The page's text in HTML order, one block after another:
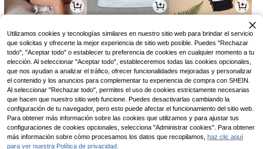
Utilizamos cookies y tecnologías similares en nuestro sitio web para brindar el servicio
que solicitas y ofrecerte la mejor experiencia de sitio web posible. Puedes "Rechazar
todo", "Aceptar todo" o establecer tu preferencia de cookies en cualquier momento a tu
elección. Al seleccionar "Aceptar todo", estableceremos todas las cookies opcionales,
que nos ayudan a analizar el tráfico, ofrecer funcionalidades mejoradas y personalizar
el contenido y los anuncios para complementar tu experiencia de compra con SHEIN.
Al seleccionar "Rechazar todo", permites el uso de cookies estrictamente necesarias
que hacen que nuestro sitio web funcione. Puedes desactivarlas cambiando la
configuración de tu navegador, pero esto puede afectar el funcionamiento del sitio web.
Para obtener más información sobre las cookies que utilizamos y para ajustar tus
configuraciones de cookies opcionales, selecciona "Administrar cookies". Para obtener
más información sobre cómo procesamos los datos que recopilamos, haz clic aquí
para ver nuestra Política de privacidad.